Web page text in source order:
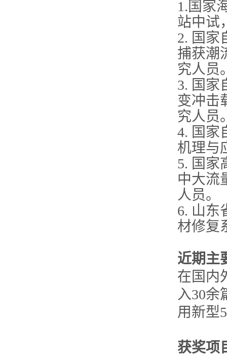
1.国家
站中试
2. 国家
捕获潮
究人员
3. 国家
变冲击
究人员
4. 国家
机理与
5. 国家
中大流
人员。
6. 山东
材修复
近期主
在国内
入30余
用新型
获奖项